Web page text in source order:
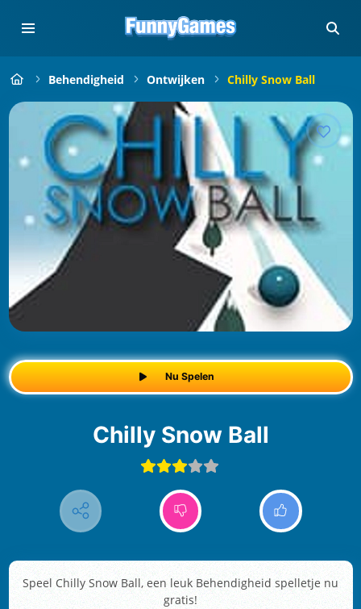
Behendigheid Ontwijken Chilly Snow Ball
Nu Spelen
Chilly Snow Ball
Speel Chilly Snow Ball, een leuk Behendigheid spelletje nu
gratis!